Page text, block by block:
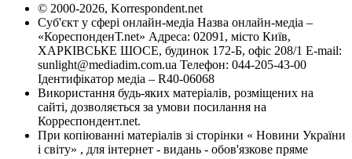
© 2000-2026, Korrespondent.net
Суб'єкт у сфері онлайн-медіа Назва онлайн-медіа –
«КореспонденТ.net» Адреса: 02091, місто Київ,
ХАРКІВСЬКЕ ШОСЕ, будинок 172-Б, офіс 208/1 E-mail:
sunlight@mediadim.com.ua Телефон: 044-205-43-00
Ідентифікатор медіа – R40-06068
Використання будь-яких матеріалів, розміщених на
сайті, дозволяється за умови посилання на
Корреспондент.net.
При копіюванні матеріалів зі сторінки « Новини України
і світу» , для інтернет - видань - обов'язкове пряме